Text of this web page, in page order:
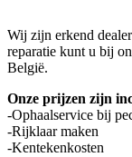
Wij zijn erkend
reparatie kunt u bij
België.
Onze prijzen zijn
-Ophaalservice bij
-Rijklaar maken
-Kentekenkosten